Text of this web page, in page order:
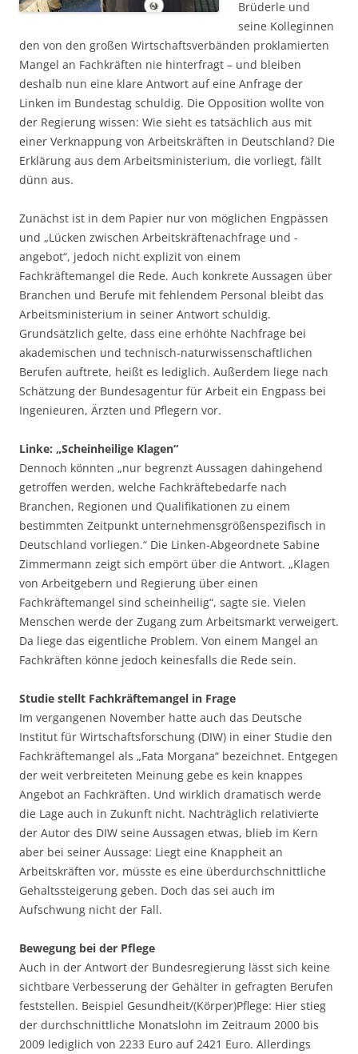
Brüderle und
seine Kolleginnen
den von den großen Wirtschaftsverbänden proklamierten
Mangel an Fachkräften nie hinterfragt – und bleiben
deshalb nun eine klare Antwort auf eine Anfrage der
Linken im Bundestag schuldig. Die Opposition wollte von
der Regierung wissen: Wie sieht es tatsächlich aus mit
einer Verknappung von Arbeitskräften in Deutschland? Die
Erklärung aus dem Arbeitsministerium, die vorliegt, fällt
dünn aus.
Zunächst ist in dem Papier nur von möglichen Engpässen
und „Lücken zwischen Arbeitskräftenachfrage und -
angebot“, jedoch nicht explizit von einem
Fachkräftemangel die Rede. Auch konkrete Aussagen über
Branchen und Berufe mit fehlendem Personal bleibt das
Arbeitsministerium in seiner Antwort schuldig.
Grundsätzlich gelte, dass eine erhöhte Nachfrage bei
akademischen und technisch-naturwissenschaftlichen
Berufen auftrete, heißt es lediglich. Außerdem liege nach
Schätzung der Bundesagentur für Arbeit ein Engpass bei
Ingenieuren, Ärzten und Pflegern vor.
Linke: „Scheinheilige Klagen“
Dennoch könnten „nur begrenzt Aussagen dahingehend
getroffen werden, welche Fachkräftebedarfe nach
Branchen, Regionen und Qualifikationen zu einem
bestimmten Zeitpunkt unternehmensgrößenspezifisch in
Deutschland vorliegen.“ Die Linken-Abgeordnete Sabine
Zimmermann zeigt sich empört über die Antwort. „Klagen
von Arbeitgebern und Regierung über einen
Fachkräftemangel sind scheinheilig“, sagte sie. Vielen
Menschen werde der Zugang zum Arbeitsmarkt verweigert.
Da liege das eigentliche Problem. Von einem Mangel an
Fachkräften könne jedoch keinesfalls die Rede sein.
Studie stellt Fachkräftemangel in Frage
Im vergangenen November hatte auch das Deutsche
Institut für Wirtschaftsforschung (DIW) in einer Studie den
Fachkräftemangel als „Fata Morgana“ bezeichnet. Entgegen
der weit verbreiteten Meinung gebe es kein knappes
Angebot an Fachkräften. Und wirklich dramatisch werde
die Lage auch in Zukunft nicht. Nachträglich relativierte
der Autor des DIW seine Aussagen etwas, blieb im Kern
aber bei seiner Aussage: Liegt eine Knappheit an
Arbeitskräften vor, müsste es eine überdurchschnittliche
Gehaltssteigerung geben. Doch das sei auch im
Aufschwung nicht der Fall.
Bewegung bei der Pflege
Auch in der Antwort der Bundesregierung lässt sich keine
sichtbare Verbesserung der Gehälter in gefragten Berufen
feststellen. Beispiel Gesundheit/(Körper)Pflege: Hier stieg
der durchschnittliche Monatslohn im Zeitraum 2000 bis
2009 lediglich von 2233 Euro auf 2421 Euro. Allerdings